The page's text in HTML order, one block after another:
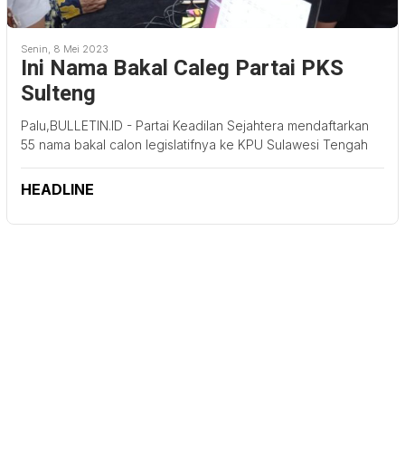
Senin, 8 Mei 2023
Ini Nama Bakal Caleg Partai PKS
Sulteng
Palu,BULLETIN.ID - Partai Keadilan Sejahtera mendaftarkan
55 nama bakal calon legislatifnya ke KPU Sulawesi Tengah
HEADLINE